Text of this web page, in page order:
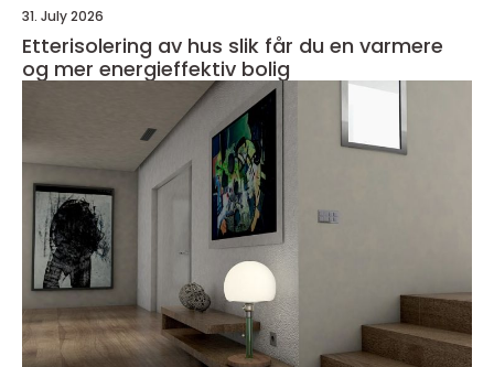
31. July 2026
Etterisolering av hus slik får du en varmere
og mer energieffektiv bolig